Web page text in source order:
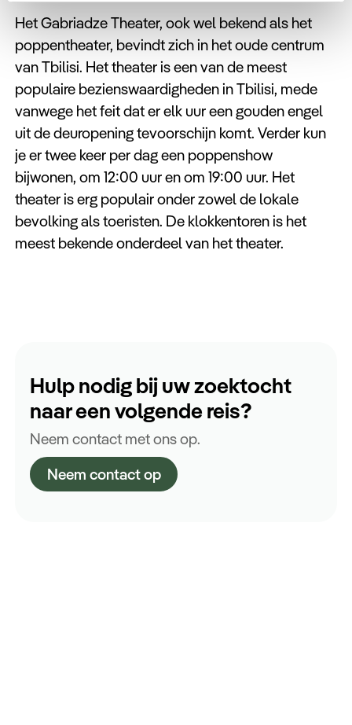
Het Gabriadze Theater, ook wel bekend als het
poppentheater, bevindt zich in het oude centrum
van Tbilisi. Het theater is een van de meest
populaire bezienswaardigheden in Tbilisi, mede
vanwege het feit dat er elk uur een gouden engel
uit de deuropening tevoorschijn komt. Verder kun
je er twee keer per dag een poppenshow
bijwonen, om 12:00 uur en om 19:00 uur. Het
theater is erg populair onder zowel de lokale
bevolking als toeristen. De klokkentoren is het
meest bekende onderdeel van het theater.
Hulp nodig bij uw zoektocht
naar een volgende reis?
Neem contact met ons op.
Neem contact op